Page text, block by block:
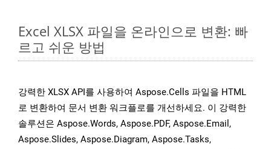
Excel XLSX 파일을 온라인으로 변환: 빠
르고 쉬운 방법
강력한 XLSX API를 사용하여 Aspose.Cells 파일을 HTML
로 변환하여 문서 변환 워크플로를 개선하세요. 이 강력한
솔루션은 Aspose.Words, Aspose.PDF, Aspose.Email,
Aspose.Slides, Aspose.Diagram, Aspose.Tasks,